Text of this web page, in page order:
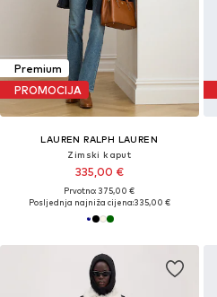
Premium
PROMOCIJA
LAUREN RALPH LAUREN
Zimski kaput
335,00 €
Prvotno: 375,00 €
Posljednja najniža cijena:335,00 €